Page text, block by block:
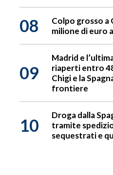
08
Colpo grosso a
milione di euro
09
Madrid e
riaperti entro
Chigi e la
frontiere
10
Droga dalla
tramite
sequestrati e